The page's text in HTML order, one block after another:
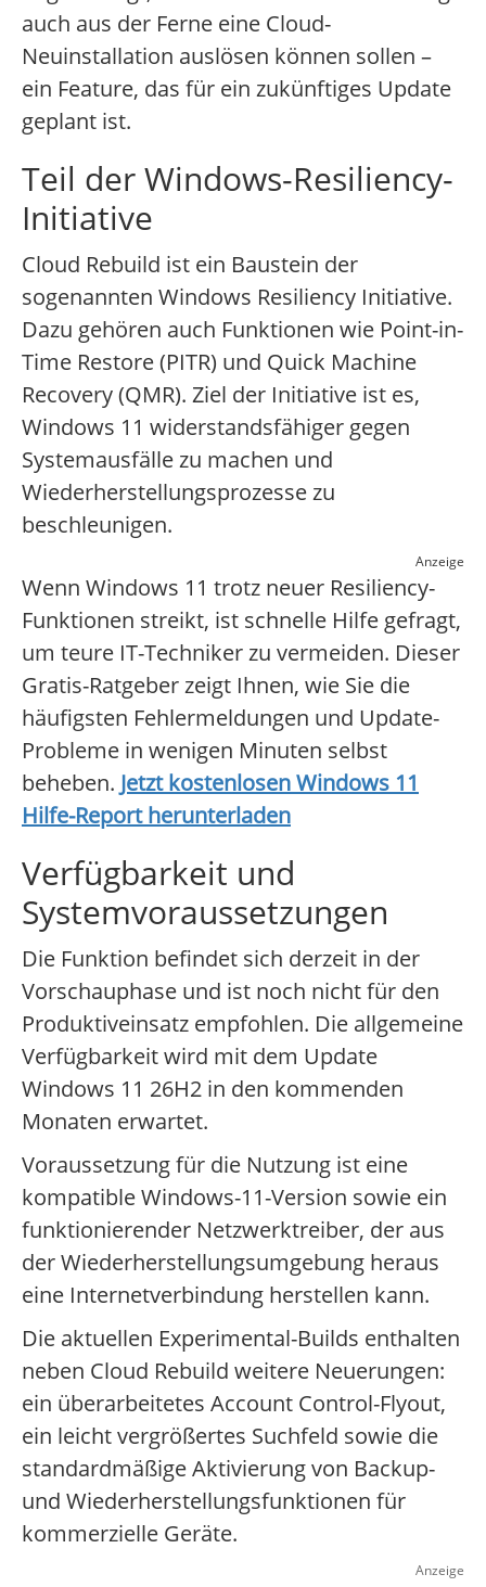
auch aus der Ferne eine Cloud-
Neuinstallation auslösen können sollen –
ein Feature, das für ein zukünftiges Update
geplant ist.
Teil der Windows-Resiliency-
Initiative
Cloud Rebuild ist ein Baustein der
sogenannten Windows Resiliency Initiative.
Dazu gehören auch Funktionen wie Point-in-
Time Restore (PITR) und Quick Machine
Recovery (QMR). Ziel der Initiative ist es,
Windows 11 widerstandsfähiger gegen
Systemausfälle zu machen und
Wiederherstellungsprozesse zu
beschleunigen.
Anzeige
Wenn Windows 11 trotz neuer Resiliency-
Funktionen streikt, ist schnelle Hilfe gefragt,
um teure IT-Techniker zu vermeiden. Dieser
Gratis-Ratgeber zeigt Ihnen, wie Sie die
häufigsten Fehlermeldungen und Update-
Probleme in wenigen Minuten selbst
beheben. Jetzt kostenlosen Windows 11
Hilfe-Report herunterladen
Verfügbarkeit und
Systemvoraussetzungen
Die Funktion befindet sich derzeit in der
Vorschauphase und ist noch nicht für den
Produktiveinsatz empfohlen. Die allgemeine
Verfügbarkeit wird mit dem Update
Windows 11 26H2 in den kommenden
Monaten erwartet.
Voraussetzung für die Nutzung ist eine
kompatible Windows-11-Version sowie ein
funktionierender Netzwerktreiber, der aus
der Wiederherstellungsumgebung heraus
eine Internetverbindung herstellen kann.
Die aktuellen Experimental-Builds enthalten
neben Cloud Rebuild weitere Neuerungen:
ein überarbeitetes Account Control-Flyout,
ein leicht vergrößertes Suchfeld sowie die
standardmäßige Aktivierung von Backup-
und Wiederherstellungsfunktionen für
kommerzielle Geräte.
Anzeige